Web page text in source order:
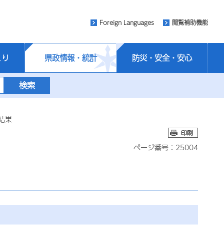
Foreign Languages 閲覧補助機能
県政情報・統計 防災・安全・安心
果
ページ番号：25004